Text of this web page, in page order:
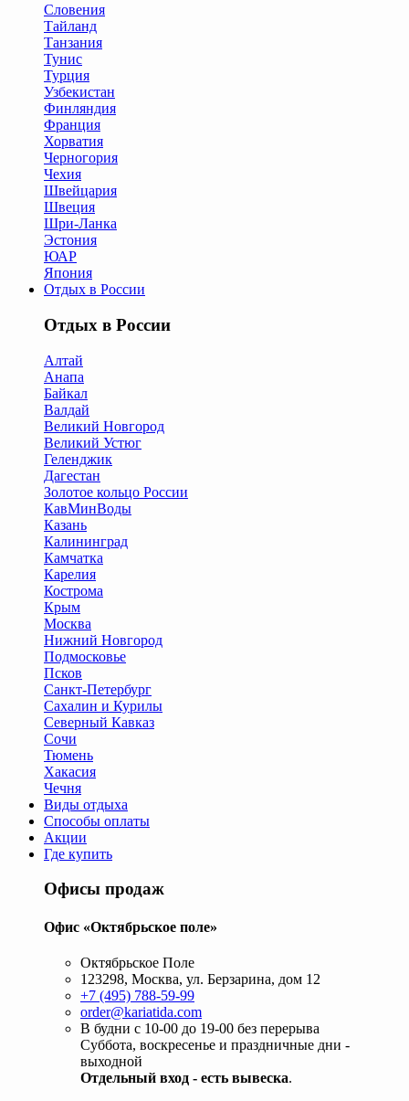
Словения
Тайланд
Танзания
Тунис
Турция
Узбекистан
Финляндия
Франция
Хорватия
Черногория
Чехия
Швейцария
Швеция
Шри-Ланка
Эстония
ЮАР
Япония
Отдых в России
Отдых в России
Алтай
Анапа
Байкал
Валдай
Великий Новгород
Великий Устюг
Геленджик
Дагестан
Золотое кольцо России
КавМинВоды
Казань
Калининград
Камчатка
Карелия
Кострома
Крым
Москва
Нижний Новгород
Подмосковье
Псков
Санкт-Петербург
Сахалин и Курилы
Северный Кавказ
Сочи
Тюмень
Хакасия
Чечня
Виды отдыха
Способы оплаты
Акции
Где купить
Офисы продаж
Офис «Октябрьское поле»
Октябрьское Поле
123298, Москва, ул. Берзарина, дом 12
+7 (495) 788-59-99
order@kariatida.com
В будни с 10-00 до 19-00 без перерыва
Суббота, воскресенье и праздничные дни -
выходной
Отдельный вход - есть вывеска.